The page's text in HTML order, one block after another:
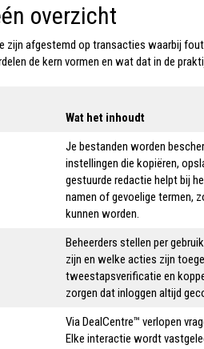
overzicht
zijn afgestemd op transacties waarbij
de kern vormen en wat dat in de
Wat het inhoudt
Je bestanden worden
instellingen die kopiëren,
gestuurde redactie helpt bij
namen of gevoelige termen,
kunnen worden.
Beheerders stellen per
zijn en welke acties zijn
tweestapsverificatie en
zorgen dat inloggen altijd
Via DealCentre™ verlopen
Elke interactie wordt